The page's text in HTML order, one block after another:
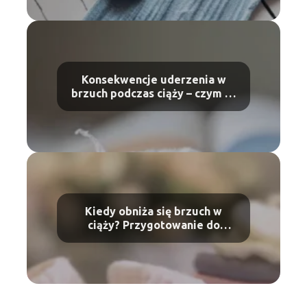
Konsekwencje uderzenia w
brzuch podczas ciąży – czym to
Kiedy obniża się brzuch w
ciąży? Przygotowanie do